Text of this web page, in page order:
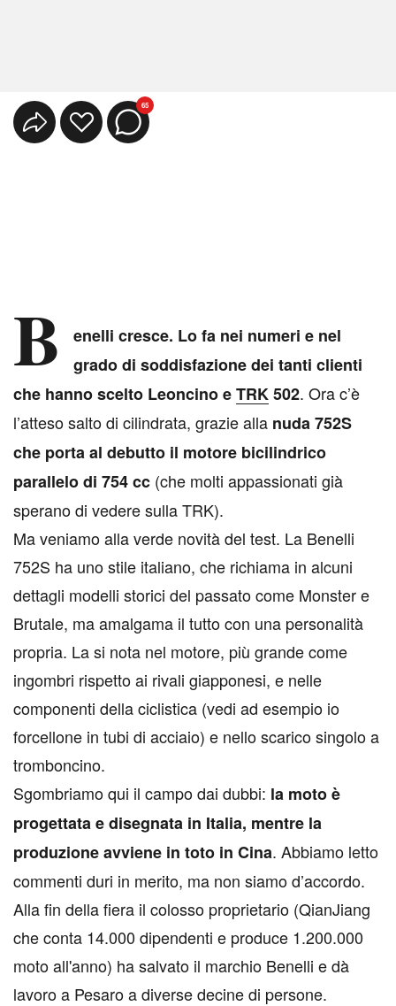
65
B
enelli cresce. Lo fa nei numeri e nel
grado di soddisfazione dei tanti clienti
che hanno scelto Leoncino eTRK502. Ora c’è
l’atteso salto di cilindrata, grazie alla nuda 752S
che porta al debutto il motore bicilindrico
parallelo di 754 cc (che molti appassionati già
sperano di vedere sulla TRK).
Ma veniamo alla verde novità del test. La Benelli
752S ha uno stile italiano, che richiama in alcuni
dettagli modelli storici del passato come Monster e
Brutale, ma amalgama il tutto con una personalità
propria. La si nota nel motore, più grande come
ingombri rispetto ai rivali giapponesi, e nelle
componenti della ciclistica (vedi ad esempio io
forcellone in tubi di acciaio) e nello scarico singolo a
tromboncino.
Sgombriamo qui il campo dai dubbi: la moto è
progettata e disegnata in Italia, mentre la
produzione avviene in toto in Cina. Abbiamo letto
commenti duri in merito, ma non siamo d’accordo.
Alla fin della fiera il colosso proprietario (QianJiang
che conta 14.000 dipendenti e produce 1.200.000
moto all'anno) ha salvato il marchio Benelli e dà
lavoro a Pesaro a diverse decine di persone.